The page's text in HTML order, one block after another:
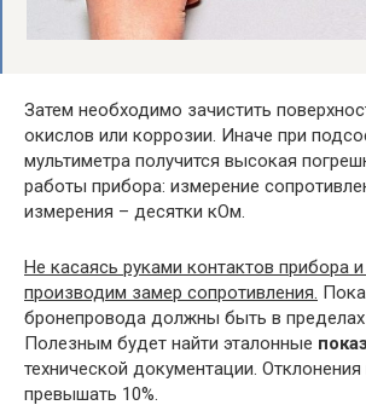
Затем необходимо зачистить
окислов или коррозии. Иначе при
мультиметра получится высокая
работы прибора: измерение
измерения – десятки кОм.
Не касаясь руками контактов прибора
производим замер сопротивления.
бронепровода должны быть в
Полезным будет найти эталонные
технической документации.
превышать 10%.